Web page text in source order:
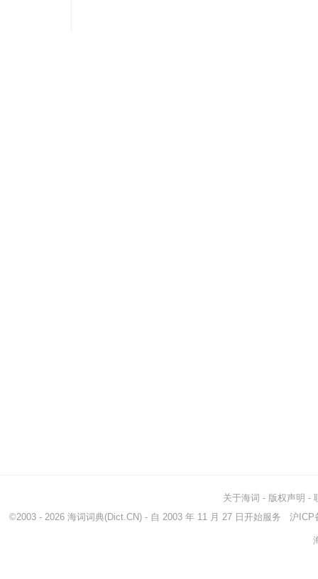
关于海词 - 版权声明 -
©2003 - 2026 海词词典(Dict.CN) - 自 2003 年 11 月 27 日开始服务 沪ICP